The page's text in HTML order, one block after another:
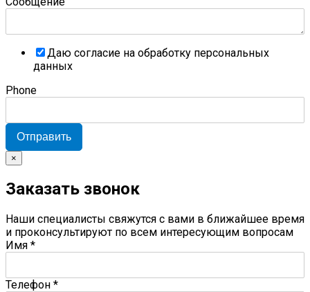
Даю согласие на обработку персональных
данных
Phone
Отправить
×
Заказать звонок
Наши специалисты свяжутся с вами в ближайшее время
и проконсультируют по всем интересующим вопросам
Имя *
Телефон *